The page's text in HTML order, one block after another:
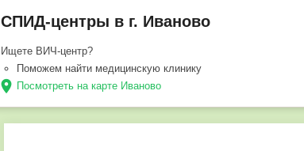
СПИД-центры в г. Иваново
Ищете ВИЧ-центр?
Поможем найти медицинскую клинику
Посмотреть на карте Иваново